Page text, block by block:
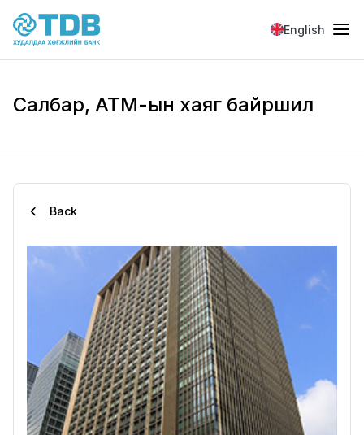
Skip to main content
English
Салбар, АТМ-ын хаяг байршил
Back